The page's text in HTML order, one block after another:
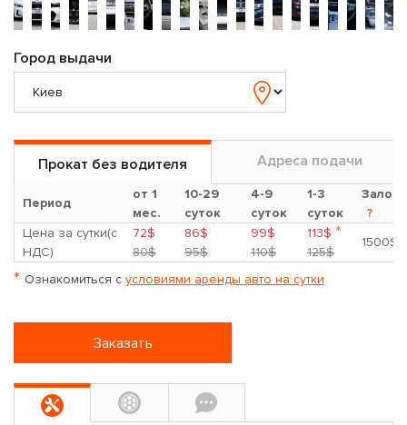
Город выдачи
Прокат без водителя Адреса подачи
Период
от 1
мес.
10-29
суток
4-9
суток
1-3
суток
Залог
?
Цена за сутки(с
НДС)
72$
80$
86$
95$
99$
110$
113$ *
125$
1500$
* Ознакомиться с условиями аренды авто на сутки
Заказать